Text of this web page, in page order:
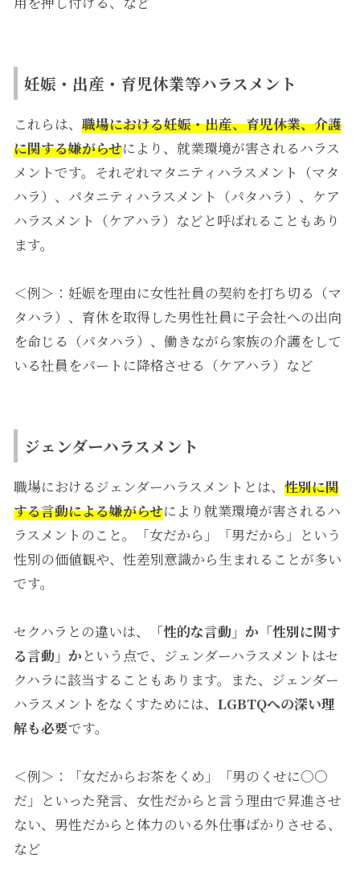
妊娠・出産・育児休業等ハラスメント
これらは、 職場における妊娠・出産、育児休業、介護
に関する嫌がらせにより、就業環境が害されるハラス
メントです。それぞれマタニティハラスメント（マタ
ハラ）、パタニティハラスメント（パタハラ）、ケア
ハラスメント（ケアハラ）などと呼ばれることもあり
ます。
＜例＞：妊娠を理由に女性社員の契約を打ち切る（マ
タハラ）、育休を取得した男性社員に子会社への出向
を命じる（パタハラ）、働きながら家族の介護をして
いる社員をパートに降格させる（ケアハラ）など
ジェンダーハラスメント
職場におけるジェンダーハラスメントとは、 性別に関
する言動による嫌がらせにより就業環境が害されるハ
ラスメントのこと。「女だから」「男だから」という
性別の価値観や、性差別意識から生まれることが多い
です。
セクハラとの違いは、
「性的な言動」か「性別に関す
る言動」か という点で、ジェンダーハラスメントはセ
クハラに該当することもあります。また、ジェンダー
ハラスメントをなくすためには、 LGBTQへの深い理
解も必要です。
＜例＞：「女だからお茶をくめ」「男のくせに○○
だ」といった発言、女性だからと言う理由で昇進させ
ない、男性だからと体力のいる外仕事ばかりさせる、
など